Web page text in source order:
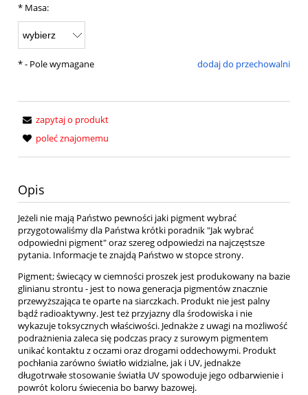
* Masa:
dodaj do przechowalni
*- Pole wymagane
zapytaj o produkt
poleć znajomemu
Opis
Jeżeli nie mają Państwo pewności jaki pigment wybrać
przygotowaliśmy dla Państwa krótki poradnik "Jak wybrać
odpowiedni pigment" oraz szereg odpowiedzi na najczęstsze
pytania. Informacje te znajdą Państwo w stopce strony.
Pigment; świecący w ciemności proszek jest produkowany na bazie
glinianu strontu - jest to nowa generacja pigmentów znacznie
przewyższająca te oparte na siarczkach. Produkt nie jest palny
bądź radioaktywny. Jest też przyjazny dla środowiska i nie
wykazuje toksycznych właściwości. Jednakże z uwagi na możliwość
podrażnienia zaleca się podczas pracy z surowym pigmentem
unikać kontaktu z oczami oraz drogami oddechowymi. Produkt
pochłania zarówno światło widzialne, jak i UV, jednakże
długotrwałe stosowanie światła UV spowoduje jego odbarwienie i
powrót koloru świecenia bo barwy bazowej.